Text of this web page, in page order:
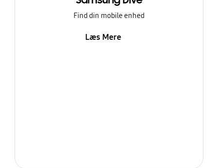
Find din mobile enhed
Læs Mere